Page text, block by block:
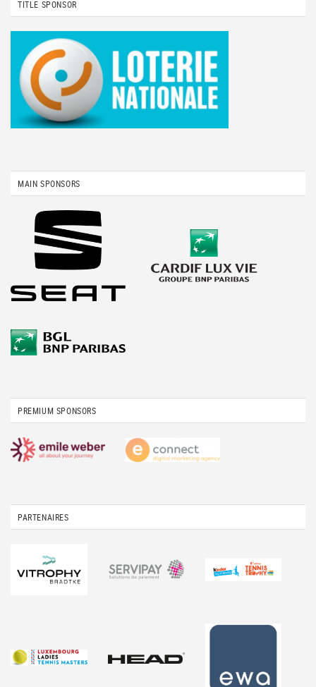
TITLE SPONSOR
MAIN SPONSORS
PREMIUM SPONSORS
PARTENAIRES